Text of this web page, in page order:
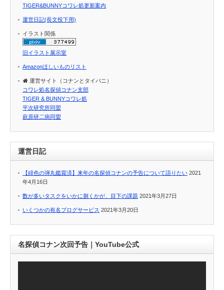
TIGER&BUNNYコワレ処更新案内
運営日記(長文投下用)
イラスト関係
旧イラスト展示室
Amazonほしいものリスト
運営サイト（コナンとタイバニ）
コワレ処名探偵コナン支部
TIGER & BUNNYコワレ処
平次研究所同盟
萩原研二病同盟
運営日記
【緋色の弾丸鑑賞済】来年の名探偵コナンの予告について語りたい 2021
年4月16日
数が多いタスクをいかに捌くかが、目下の課題 2021年3月27日
いくつかの有名ブログサービス 2021年3月20日
名探偵コナン次回予告｜YouTube公式